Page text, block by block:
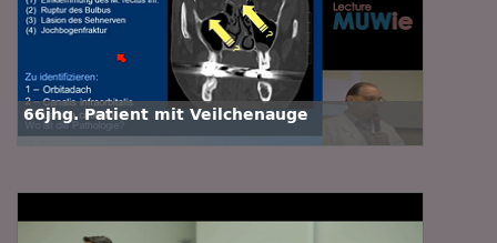
66jhg. Patient mit Veilchenauge